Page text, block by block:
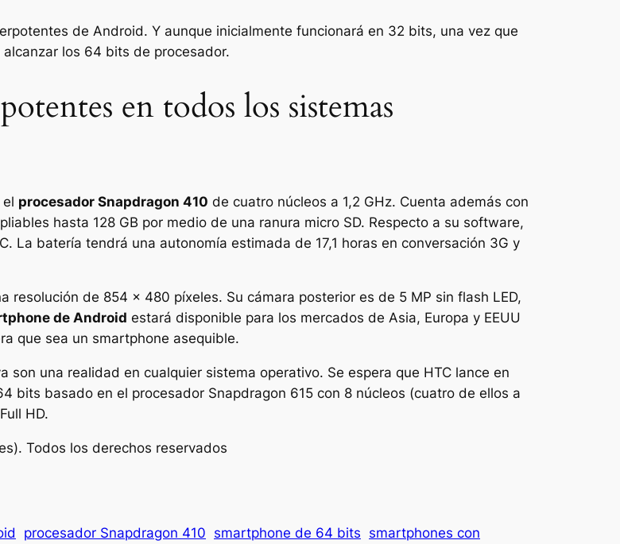
de Android. Y aunque inicialmente funcionará en 32 bits, una vez que
los 64 bits de procesador.
en todos los sistemas
procesador Snapdragon 410 de cuatro núcleos a 1,2 GHz. Cuenta además con
hasta 128 GB por medio de una ranura micro SD. Respecto a su software,
La batería tendrá una autonomía estimada de 17,1 horas en conversación 3G y
resolución de 854 x 480 píxeles. Su cámara posterior es de 5 MP sin flash LED,
de Android estará disponible para los mercados de Asia, Europa y EEUU
que sea un smartphone asequible.
son una realidad en cualquier sistema operativo. Se espera que HTC lance en
bits basado en el procesador Snapdragon 615 con 8 núcleos (cuatro de ellos a
HD.
Todos los derechos reservados
procesador Snapdragon 410 smartphone de 64 bits smartphones con